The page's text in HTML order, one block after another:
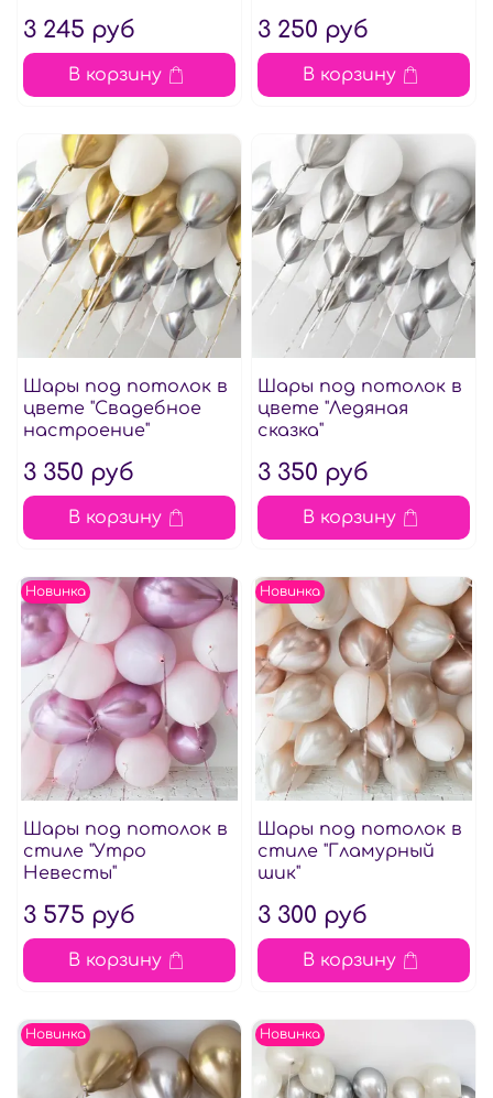
3 245 руб
В корзину
3 250 руб
В корзину
Шары под потолок в
цвете "Свадебное
настроение"
3 350 руб
В корзину
Шары под потолок в
цвете "Ледяная
сказка"
3 350 руб
В корзину
Новинка
Шары под потолок в
стиле "Утро
Невесты"
3 575 руб
В корзину
Новинка
Шары под потолок в
стиле "Гламурный
шик"
3 300 руб
В корзину
Новинка Новинка